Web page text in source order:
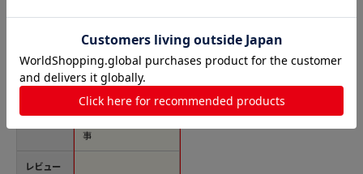
込)
レビュー
（ご注文単位1個）
￥573
事